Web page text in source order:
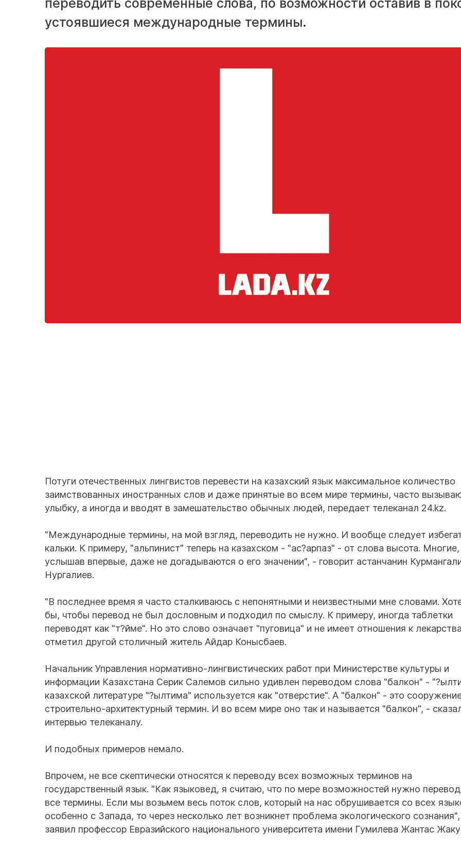
переводить современные слова, по возможности оставив в
устоявшиеся международные термины.
Потуги отечественных лингвистов перевести на казахский язык максимальное количество
заимствованных иностранных слов и даже принятые во всем мире термины, часто
улыбку, а иногда и вводят в замешательство обычных людей, передает телеканал 24.kz.
"Международные термины, на мой взгляд, переводить не нужно. И вообще следует
кальки. К примеру, "альпинист" теперь на казахском - "ас?арпаз" - от слова высота. Многие,
услышав впервые, даже не догадываются о его значении", - говорит астанчанин
Нургалиев.
"В последнее время я часто сталкиваюсь с непонятными и неизвестными мне словами.
бы, чтобы перевод не был дословным и подходил по смыслу. К примеру, иногда таблетки
переводят как "т?йме". Но это слово означает "пуговица" и не имеет отношения к
отметил другой столичный житель Айдар Конысбаев.
Начальник Управления нормативно-лингвистических работ при Министерстве культуры и
информации Казахстана Серик Салемов сильно удивлен переводом слова "балкон" -
казахской литературе "?ылтима" используется как "отверстие". А "балкон" - это
строительно-архитектурный термин. И во всем мире оно так и называется "балкон", -
интервью телеканалу.
И подобных примеров немало.
Впрочем, не все скептически относятся к переводу всех возможных терминов на
государственный язык. "Как языковед, я считаю, что по мере возможностей нужно
все термины. Если мы возьмем весь поток слов, который на нас обрушивается со всех
особенно с Запада, то через несколько лет возникнет проблема экологического
заявил профессор Евразийского национального университета имени Гумилева Жантас